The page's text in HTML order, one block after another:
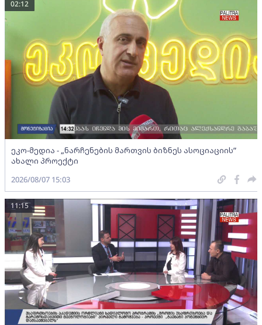
ეკო-მედია - „ნარჩენების მართვის ბიზნეს ასოციაციის”
ახალი პროექტი
02:12
2026/08/07 15:03
11:15